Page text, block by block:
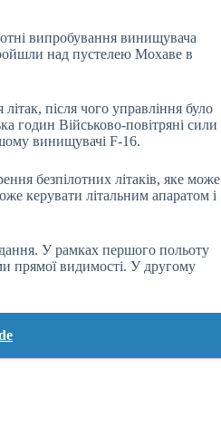
випробування винищувача
над пустелею Мохаве в
після чого управління було
годин Військово-повітряні сили
винищувачі F-16.
безпілотних літаків, яке може
керувати літальним апаратом і
У рамках першого польоту
прямої видимості. У другому